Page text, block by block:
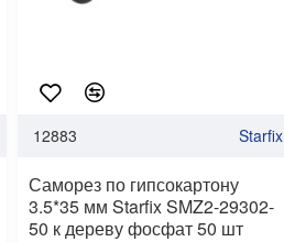
12883 Starfix
Саморез по гипсокартону
3.5*35 мм Starfix SMZ2-29302-
50 к дереву фосфат 50 шт